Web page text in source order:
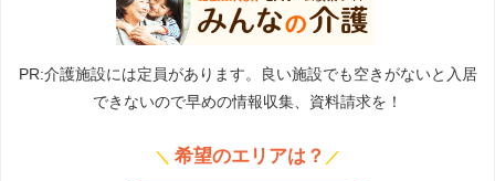
PR:介護施設には定員があります。良い施設でも空きがないと入居
できないので早めの情報収集、資料請求を！
＼ 希望のエリアは？ ／